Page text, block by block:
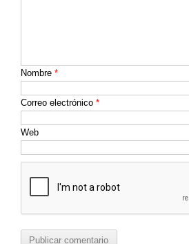
Nombre *
Correo electrónico *
Web